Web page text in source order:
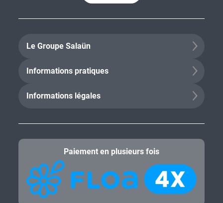
Le Groupe Salaün
Informations pratiques
Informations légales
Paiement en plusieurs fois